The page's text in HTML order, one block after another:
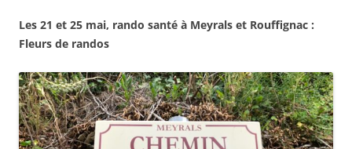
Les 21 et 25 mai, rando santé à Meyrals et Rouffignac :
Fleurs de randos